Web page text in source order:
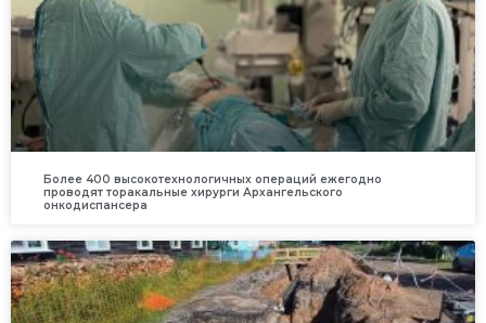
Более 400 высокотехнологичных операций ежегодно
проводят торакальные хирурги Архангельского
онкодиспансера